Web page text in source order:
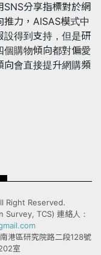
分享指標對於網
力，AISAS模式中
設得到支持，但是研
個購物傾向都對偏愛
向會直接提升網購頻
Right Reserved.
Survey, TCS) 連絡人：
港區研究院路二段128號
室